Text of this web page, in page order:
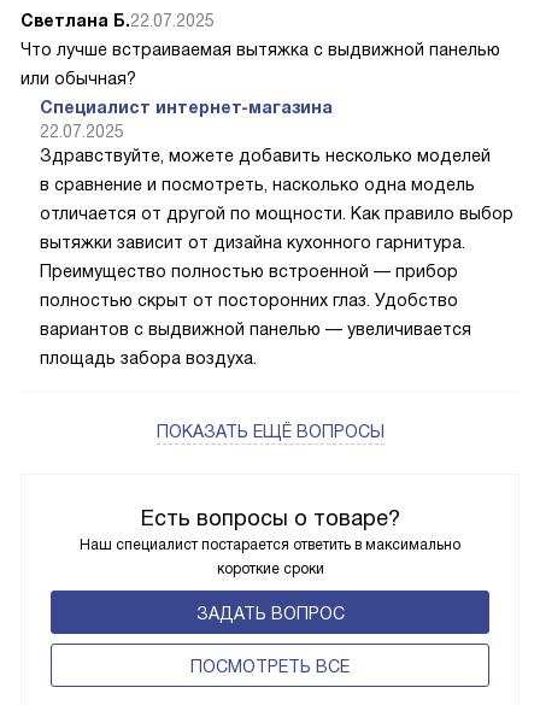
Есть вопросы о товаре?
Наш специалист постарается ответить в максимально
короткие сроки
ЗАДАТЬ ВОПРОС
ПОCМОТРЕТЬ ВСЕ
Светлана Б.22.07.2025
Что лучше встраиваемая вытяжка с выдвижной панелью
или обычная?
Специалист интернет-магазина
22.07.2025
Здравствуйте, можете добавить несколько моделей
в сравнение и посмотреть, насколько одна модель
отличается от другой по мощности. Как правило выбор
вытяжки зависит от дизайна кухонного гарнитура.
Преимущество полностью встроенной — прибор
полностью скрыт от посторонних глаз. Удобство
вариантов с выдвижной панелью — увеличивается
площадь забора воздуха.
ПОКАЗАТЬ ЕЩЁ ВОПРОСЫ